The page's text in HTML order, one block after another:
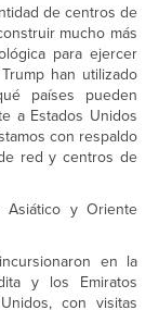
de centros de
mucho más
para ejercer
han utilizado
países pueden
a Estados Unidos
con respaldo
red y centros de
y Oriente
en la
y los Emiratos
con visitas